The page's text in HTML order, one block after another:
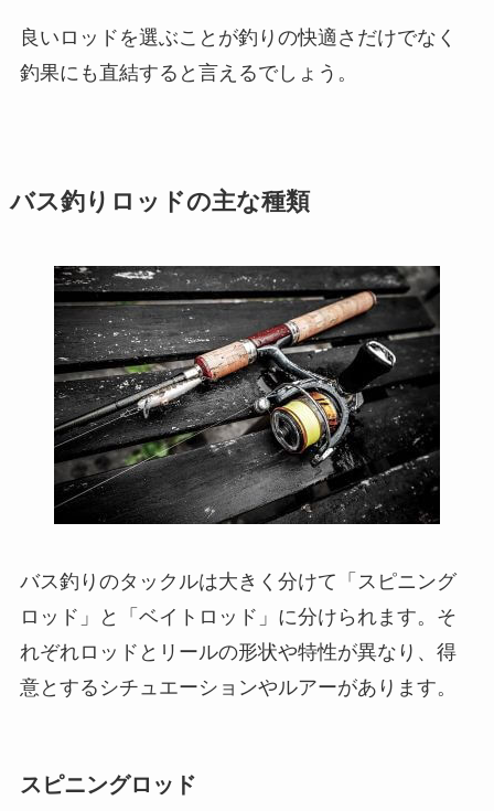
良いロッドを選ぶことが釣りの快適さだけでなく
釣果にも直結すると言えるでしょう。
バス釣りロッドの主な種類
バス釣りのタックルは大きく分けて「スピニング
ロッド」と「ベイトロッド」に分けられます。そ
れぞれロッドとリールの形状や特性が異なり、得
意とするシチュエーションやルアーがあります。
スピニングロッド